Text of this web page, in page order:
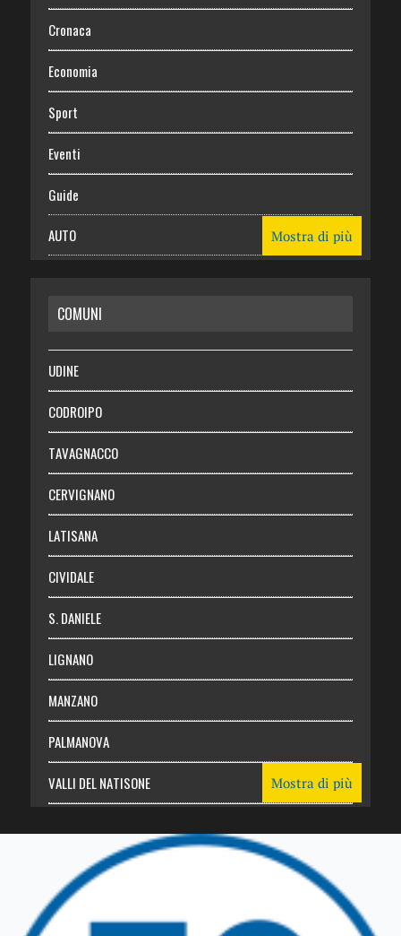
Cronaca
Economia
Sport
Eventi
Guide
AUTO
RISPARMIO
SALUTE
Necrologie
Chi siamo
Abbonati
Login
Mostra di più
COMUNI
UDINE
CODROIPO
TAVAGNACCO
CERVIGNANO
LATISANA
CIVIDALE
S. DANIELE
LIGNANO
MANZANO
PALMANOVA
VALLI DEL NATISONE
TRICESIMO
TARCENTO
Mostra di più